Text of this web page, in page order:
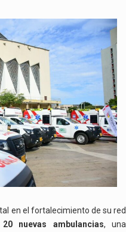
en el fortalecimiento de su red
20 nuevas ambulancias, una